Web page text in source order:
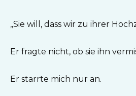
„Sie will, dass wir zu ihrer
Er fragte nicht, ob sie ihn
Er starrte mich nur an.